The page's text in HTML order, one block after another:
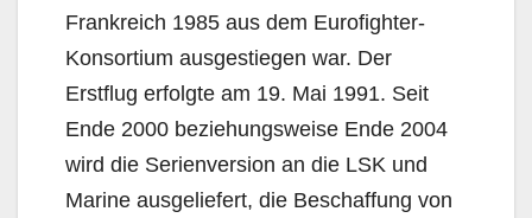
Frankreich 1985 aus dem Eurofighter-
Konsortium ausgestiegen war. Der
Erstflug erfolgte am 19. Mai 1991. Seit
Ende 2000 beziehungsweise Ende 2004
wird die Serienversion an die LSK und
Marine ausgeliefert, die Beschaffung von